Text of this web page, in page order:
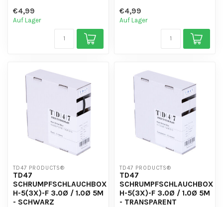
- UV-beständig
€4,99
Auf Lager
- UV-beständig
€4,99
Auf Lager
TD47 PRODUCTS®
TD47
SCHRUMPFSCHLAUCHBOX
H-5(3X)-F 3.0Ø / 1.0Ø 5M
- SCHWARZ
TD47 PRODUCTS®
TD47
SCHRUMPFSCHLAUCHBOX
H-5(3X)-F 3.0Ø / 1.0Ø 5M
- TRANSPARENT